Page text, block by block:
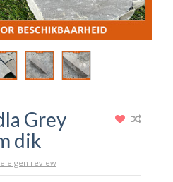
Grey
dik
eigen review